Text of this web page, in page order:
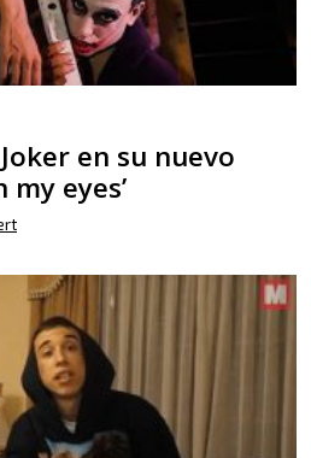
en su nuevo
my eyes’